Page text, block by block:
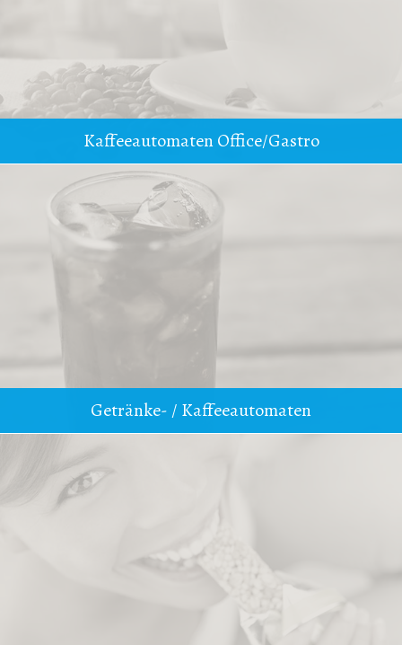
Kaffeeautomaten Office/Gastro
Getränke- / Kaffeeautomaten